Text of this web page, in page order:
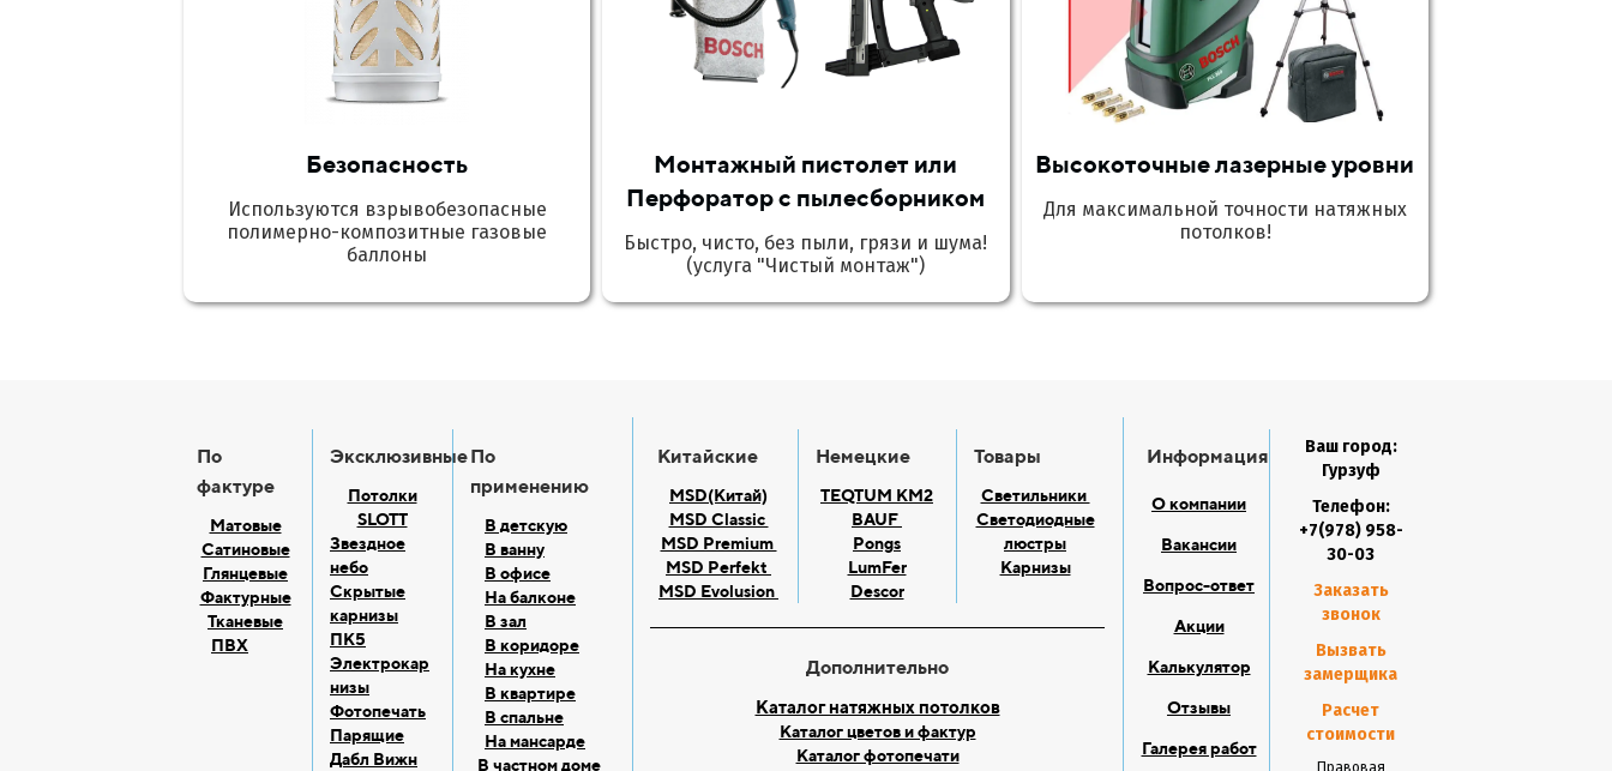
Безопасность
Используются взрывобезопасные
полимерно-композитные газовые
баллоны
Монтажный пистолет или
Перфоратор с пылесборником
Быстро, чисто, без пыли, грязи и шума!
(услуга "Чистый монтаж")
Высокоточные лазерные уровни
Для максимальной точности натяжных
потолков!
По
фактуре
Матовые
Сатиновые
Глянцевые
Фактурные
Тканевые
ПВХ
Эксклюзивные
Потолки
SLOTT
Звездное
небо
Скрытые
карнизы
ПК5
Электрокар
низы
Фотопечать
Парящие
Дабл Вижн
По
применению
В детскую
В ванну
В офисе
На балконе
В зал
В коридоре
На кухне
В квартире
В спальне
На мансарде
В частном доме
Китайские
MSD(Китай)
MSD Classic
MSD Premium
MSD Perfekt
MSD Evolusion
Немецкие
TEQTUM KM2
BAUF
Pongs
LumFer
Descor
Товары
Светильники
Светодиодные
люстры
Карнизы
Дополнительно
Каталог натяжных потолков
Каталог цветов и фактур
Каталог фотопечати
Информация
О компании
Вакансии
Вопрос-ответ
Акции
Калькулятор
Отзывы
Галерея работ
Ваш город:
Гурзуф
Телефон:
+7(978) 958-
30-03
Заказать
звонок
Вызвать
замерщика
Расчет
стоимости